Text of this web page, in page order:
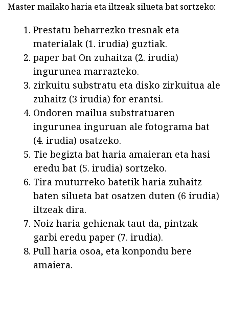
Master mailako haria eta iltzeak silueta bat sortzeko:
Prestatu beharrezko tresnak eta
materialak (1. irudia) guztiak.
paper bat On zuhaitza (2. irudia)
ingurunea marrazteko.
zirkuitu substratu eta disko zirkuitua ale
zuhaitz (3 irudia) for erantsi.
Ondoren mailua substratuaren
ingurunea inguruan ale fotograma bat
(4. irudia) osatzeko.
Tie begizta bat haria amaieran eta hasi
eredu bat (5. irudia) sortzeko.
Tira muturreko batetik haria zuhaitz
baten silueta bat osatzen duten (6 irudia)
iltzeak dira.
Noiz haria gehienak taut da, pintzak
garbi eredu paper (7. irudia).
Pull haria osoa, eta konpondu bere
amaiera.